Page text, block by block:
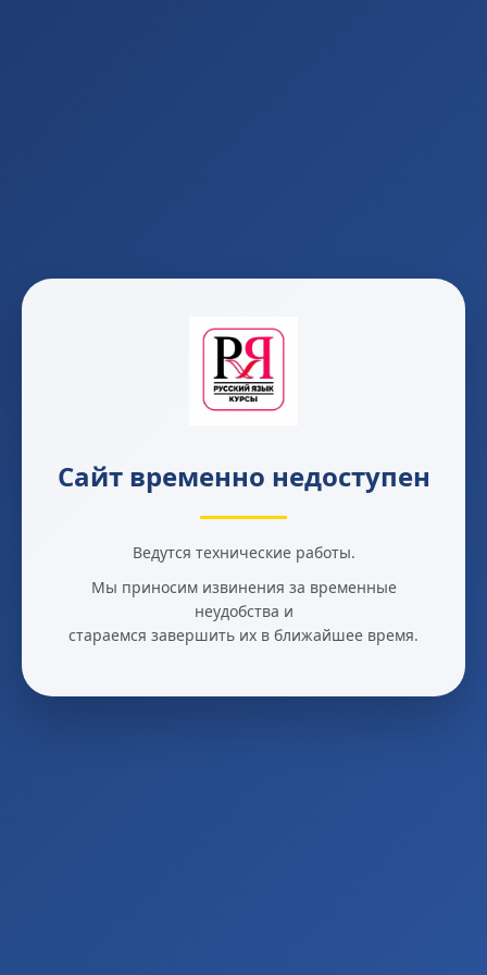
Сайт временно недоступен
Ведутся технические работы.
Мы приносим извинения за временные
неудобства и
стараемся завершить их в ближайшее время.